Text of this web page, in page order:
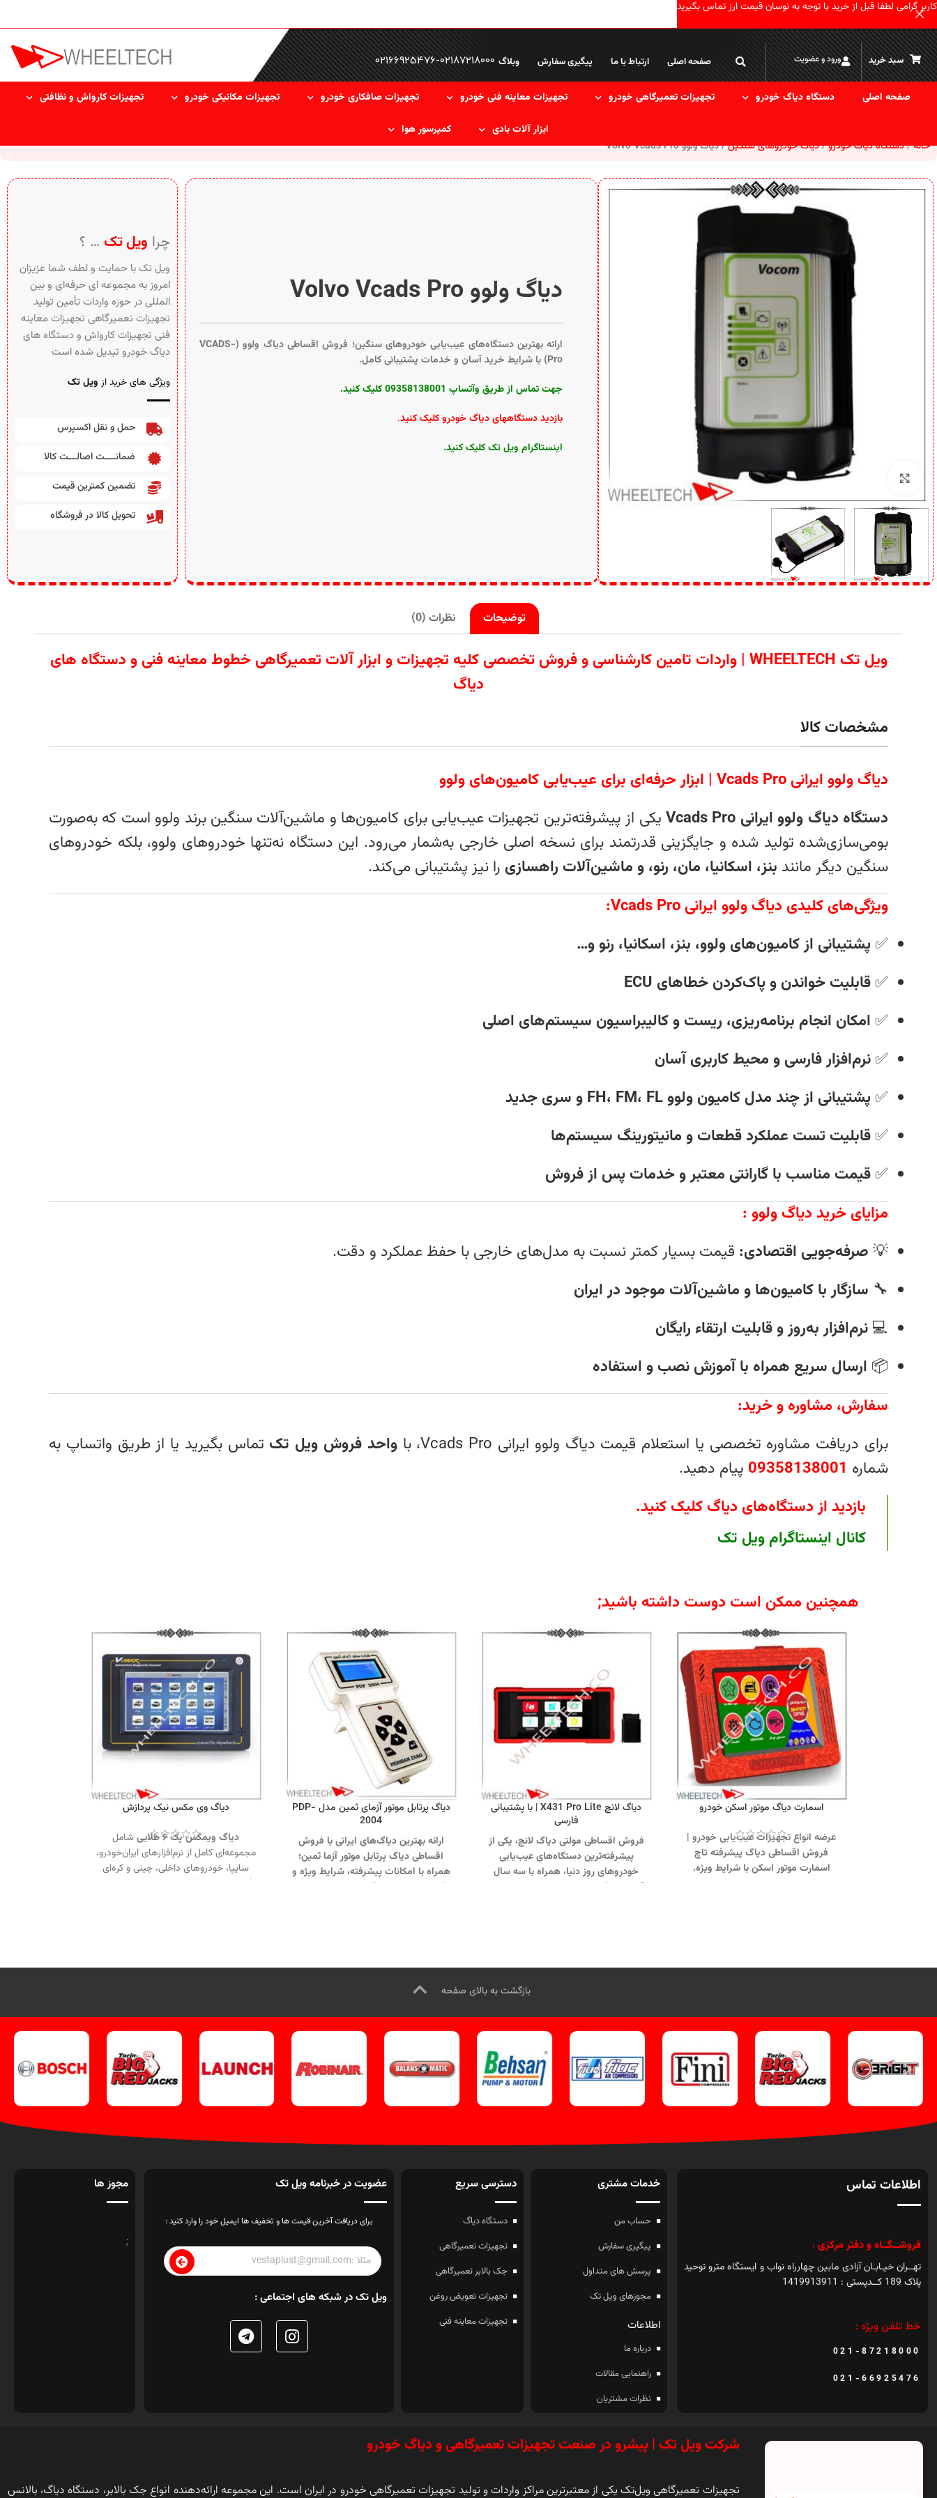
سبد خرید ورود و عضویت صفحه اصلی ارتباط با ما پیگیری سفارش وبلاگ 02166925476-02187218000
صفحه اصلی دستگاه دیاگ خودرو تجهیزات تعمیرگاهی خودرو تجهیزات معاینه فنی خودرو تجهیزات صافکاری خودرو تجهیزات مکانیکی خودرو تجهیزات کارواش و نظافتی
ابزار آلات بادی
کمپرسور هوا
خانه دستگاه دیاگ خودرو دیاگ خودروهای سنگین دیاگ ولوو Volvo Vcads Pro
برای بزرگنمایی کلیک کنید
دیاگ ولوو Volvo Vcads Pro
ارائه بهترین دستگاه‌های عیب‌یابی خودروهای سنگین؛ فروش اقساطی دیاگ ولوو (VCADS-
Pro) با شرایط خرید آسان و خدمات پشتیبانی کامل.
جهت تماس از طریق وآتساپ 09358138001 کلیک کنید.
بازدید دستگاههای دیاگ خودرو کلیک کنید.
اینستاگرام ویل تک کلیک کنید.
چرا ویل تک … ؟
ویل تک با حمایت و لطف شما عزیزان
امروز به مجموعه ای حرفه‌ای و بین‌
المللی در حوزه واردات تأمین تولید
تجهیزات تعمیرگاهی تجهیزات معاینه
فنی تجهیزات کارواش و دستگاه های
دیاگ خودرو تبدیل شده است
ویژگی های خرید از ویل تک
حمل و نقل اکسپرس
ضمانــــت اصالـــت کالا
تضمین کمترین قیمت
تحویل کالا در فروشگاه
توضیحات نظرات (0)
ویل تک WHEELTECH | واردات تامین کارشناسی و فروش تخصصی کلیه تجهیزات و ابزار آلات تعمیرگاهی خطوط معاینه فنی و دستگاه های
دیاگ
مشخصات کالا
دیاگ ولوو ایرانی Vcads Pro | ابزار حرفه‌ای برای عیب‌یابی کامیون‌های ولوو
دستگاه دیاگ ولوو ایرانی Vcads Pro
یکی از پیشرفته‌ترین تجهیزات عیب‌یابی برای کامیون‌ها و ماشین‌آلات سنگین برند ولوو است که به‌صورت
بومی‌سازی‌شده تولید شده و جایگزینی قدرتمند برای نسخه اصلی خارجی به‌شمار می‌رود. این دستگاه نه‌تنها خودروهای ولوو، بلکه خودروهای
سنگین دیگر مانند بنز، اسکانیا، مان، رنو، و ماشین‌آلات راهسازی را نیز پشتیبانی می‌کند.
ویژگی‌های کلیدی دیاگ ولوو ایرانی Vcads Pro:
✅ پشتیبانی از کامیون‌های ولوو، بنز، اسکانیا، رنو و…
✅قابلیت خواندن و پاک‌کردن خطاهای ECU
✅ امکان انجام برنامه‌ریزی، ریست و کالیبراسیون سیستم‌های اصلی
✅نرم‌افزار فارسی و محیط کاربری آسان
✅ پشتیبانی از چند مدل کامیون ولوو FH، FM، FL و سری جدید
✅قابلیت تست عملکرد قطعات و مانیتورینگ سیستم‌ها
✅قیمت مناسب با گارانتی معتبر و خدمات پس از فروش
مزایای خرید دیاگ ولوو :
💡 صرفه‌جویی اقتصادی: قیمت بسیار کمتر نسبت به مدل‌های خارجی با حفظ عملکرد و دقت.
🔧 سازگار با کامیون‌ها و ماشین‌آلات موجود در ایران
💻 نرم‌افزار به‌روز و قابلیت ارتقاء رایگان
📦 ارسال سریع همراه با آموزش نصب و استفاده
سفارش، مشاوره و خرید:
برای دریافت مشاوره تخصصی یا استعلام قیمت دیاگ ولوو ایرانی Vcads Pro، با
واحد فروش ویل تک تماس بگیرید یا از طریق واتساپ به
شماره 09358138001 پیام دهید.
بازدید از دستگاه‌های دیاگ کلیک کنید.
کانال اینستاگرام ویل تک
همچنین ممکن است دوست داشته باشید;
اسمارت دیاگ موتور اسکن خودرو
عرضه انواع تجهیزات عیب‌یابی خودرو |
فروش اقساطی دیاگ پیشرفته تاچ
اسمارت موتور اسکن با شرایط ویژه.
دیاگ لانچ X431 Pro Lite | با پشتیبانی
فارسی
فروش اقساطی مولتی دیاگ لانچ، یکی از
پیشرفته‌ترین دستگاه‌های عیب‌یابی
خودروهای روز دنیا، همراه با سه سال
آپدیت رایگان و پشتیبانی کامل.
دیاگ پرتابل موتور آزمای ثمین مدل PDP-
2004
ارائه بهترین دیاگ‌های ایرانی با فروش
اقساطی دیاگ پرتابل موتور آزما ثمین؛
همراه با امکانات پیشرفته، شرایط ویژه و
قابلیت تشخیص دقیق مشکلات خودرو.
دیاگ وی مکس نیک پردازش
دیاگ ویمکس پک ۶ طلایی
شامل
مجموعه‌ای کامل از نرم‌افزارهای ایران‌خودرو،
سایپا، خودروهای داخلی، چینی و کره‌ای
(هیوندای و کیا) همراه با برنامه‌های جامع
بازگشت به بالای صفحه
اطلاعات تماس
فروشــگــاه و دفتر مرکزی :
تهــران خیـابـان آزادی مابین چهارراه نواب و ایستگاه مترو توحید
پلاک 189 کــدپستی : 1419913911
خط تلفن ویژه :
021-87218000
021-66925476
خدمات مشتری
حساب من
پیگیری سفارش
پرسش های متداول
مجوزهای ویل تک
اطلاعات
درباره ما
راهنمایی مقالات
نظرات مشتریان
دسترسی سریع
دستگاه دیاگ
تجهیزات تعمیرگاهی
جک بالابر تعمیرگاهی
تجهیزات تعویض روغن
تجهیزات معاینه فنی
عضویت در خبرنامه ویل تک
برای دریافت آخرین قیمت ها و تخفیف ها ایمیل خود را وارد کنید :
ویل تک در شبکه های اجتماعی :
مجوز ها
;
شرکت ویل تک | پیشرو در صنعت تجهیزات تعمیرگاهی و دیاگ خودرو
تجهیزات تعمیرگاهی ویل‌تک یکی از معتبرترین مراکز واردات و تولید تجهیزات تعمیرگاهی خودرو در ایران است. این مجموعه ارائه‌دهنده انواع جک بالابر، دستگاه دیاگ، بالانس
کاربر گرامی لطفا قبل از خرید با توجه به نوسان قیمت ارز تماس بگیرید